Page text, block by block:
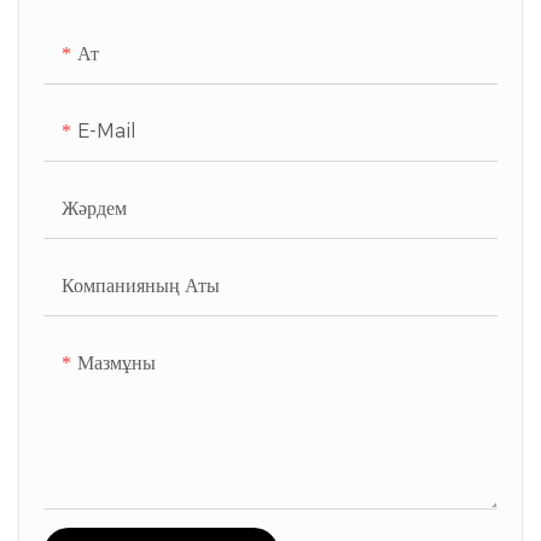
Ат
E-Mail
Жәрдем
Компанияның Аты
Мазмұны